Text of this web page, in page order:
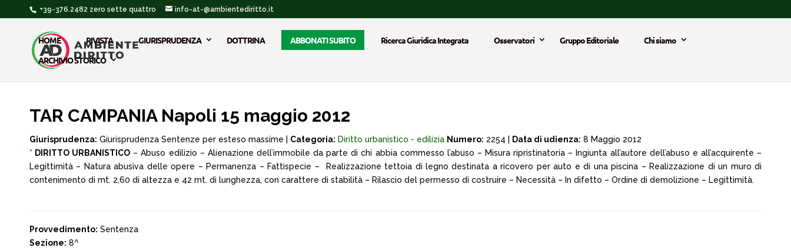
+39-376.2482 zero sette quattro info-at-@ambientediritto.it
HOME RIVISTA GIURISPRUDENZA DOTTRINA ABBONATI SUBITO Ricerca Giuridica Integrata Osservatori Gruppo Editoriale
Chi siamo
ARCHIVIO STORICO
TAR CAMPANIA Napoli 15 maggio 2012
Giurisprudenza: Giurisprudenza Sentenze per esteso massime | Categoria: Diritto urbanistico - edilizia Numero: 2254 | Data di udienza: 8 Maggio 2012
* DIRITTO URBANISTICO – Abuso edilizio – Alienazione dell’immobile da parte di chi abbia commesso l’abuso – Misura ripristinatoria – Ingiunta all’autore dell’abuso e all’acquirente –
Legittimità – Natura abusiva delle opere – Permanenza – Fattispecie – Realizzazione tettoia di legno destinata a ricovero per auto e di una piscina – Realizzazione di un muro di
contenimento di mt. 2,60 di altezza e 42 mt. di lunghezza, con carattere di stabilità – Rilascio del permesso di costruire – Necessità – In difetto – Ordine di demolizione – Legittimità.
Provvedimento: Sentenza
Sezione: 8^